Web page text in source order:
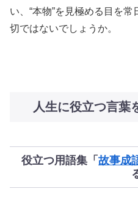
い、“本物”を見極める目を
切ではないでしょうか。
人生に役立つ言葉
役立つ用語集「 故事成